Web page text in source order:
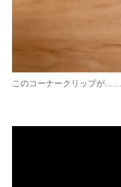
このコーナークリップが……